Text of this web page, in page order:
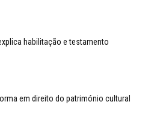
habilitação e testamento
em direito do património cultural